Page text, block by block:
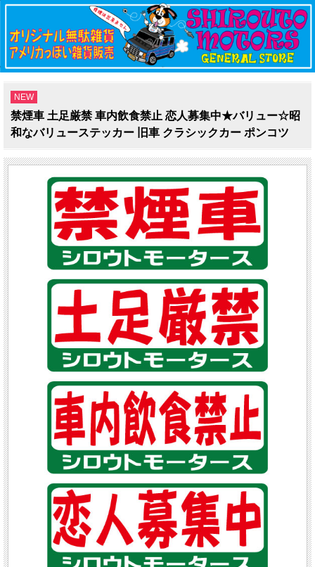
NEW
禁煙車 土足厳禁 車内飲食禁止 恋人募集中★バリュー☆昭
和なバリューステッカー 旧車 クラシックカー ポンコツ